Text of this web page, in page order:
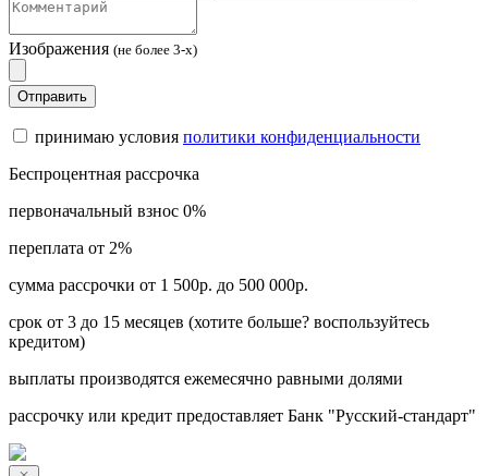
Изображения (не более 3-х)
Отправить
принимаю условия политики конфиденциальности
Беспроцентная рассрочка
первоначальный взнос 0%
переплата от 2%
сумма рассрочки от 1 500р. до 500 000р.
срок от 3 до 15 месяцев (хотите больше? воспользуйтесь
кредитом)
выплаты производятся ежемесячно равными долями
рассрочку или кредит предоставляет Банк "Русский-стандарт"